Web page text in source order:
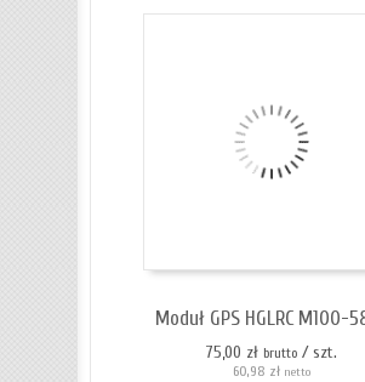
Moduł GPS HGLRC M100-
75,00 zł brutto / szt.
60,98 zł netto